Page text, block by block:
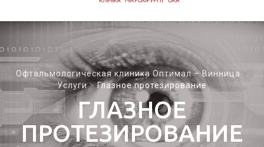
Skip
content
Офтальмологическая клиника Оптимал – Винница >
Услуги>Глазное протезирование
ГЛАЗНОЕ
ПРОТЕЗИРОВАНИЕ